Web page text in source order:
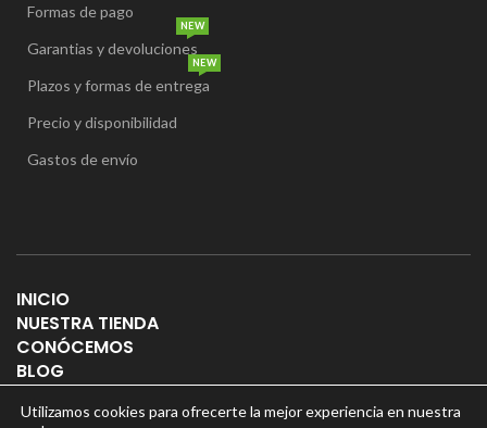
Formas de pago
Garantias y devoluciones
NEW
Plazos y formas de entrega
NEW
Precio y disponibilidad
Gastos de envío
INICIO
NUESTRA TIENDA
CONÓCEMOS
BLOG
Utilizamos cookies para ofrecerte la mejor experiencia en nuestra